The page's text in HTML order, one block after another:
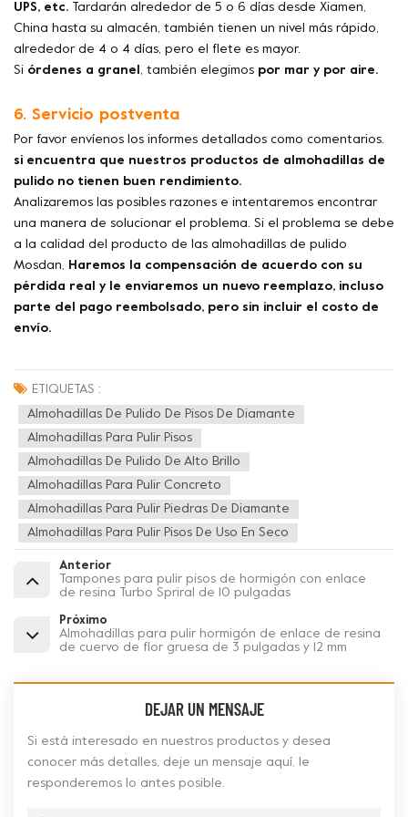
UPS, etc. Tardarán alrededor de 5 o 6 días desde Xiamen,
China hasta su almacén, también tienen un nivel más rápido,
alrededor de 4 o 4 días, pero el flete es mayor.
Si órdenes a granel , también elegimos por mar y por aire.
6. Servicio postventa
Por favor envíenos los informes detallados como comentarios.
si encuentra que nuestros productos de almohadillas de
pulido no tienen buen rendimiento.
Analizaremos las posibles razones e intentaremos encontrar
una manera de solucionar el problema. Si el problema se debe
a la calidad del producto de las almohadillas de pulido
Mosdan, Haremos la compensación de acuerdo con su
pérdida real y le enviaremos un nuevo reemplazo, incluso
parte del pago reembolsado, pero sin incluir el costo de
envío.
ETIQUETAS :
Almohadillas De Pulido De Pisos De Diamante
Almohadillas Para Pulir Pisos
Almohadillas De Pulido De Alto Brillo
Almohadillas Para Pulir Concreto
Almohadillas Para Pulir Piedras De Diamante
Almohadillas Para Pulir Pisos De Uso En Seco
Anterior
Tampones para pulir pisos de hormigón con enlace
de resina Turbo Spriral de 10 pulgadas
Próximo
Almohadillas para pulir hormigón de enlace de resina
de cuervo de flor gruesa de 3 pulgadas y 12 mm
DEJAR UN MENSAJE
Si está interesado en nuestros productos y desea
conocer más detalles, deje un mensaje aquí, le
responderemos lo antes posible.